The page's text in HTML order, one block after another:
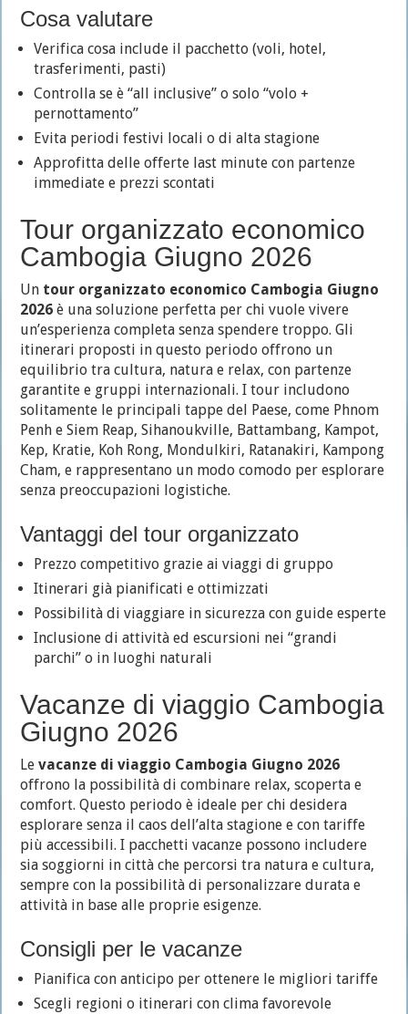
Cosa valutare
Verifica cosa include il pacchetto (voli, hotel,
trasferimenti, pasti)
Controlla se è “all inclusive” o solo “volo +
pernottamento”
Evita periodi festivi locali o di alta stagione
Approfitta delle offerte last minute con partenze
immediate e prezzi scontati
Tour organizzato economico
Cambogia Giugno 2026
Un tour organizzato economico Cambogia Giugno
2026 è una soluzione perfetta per chi vuole vivere
un’esperienza completa senza spendere troppo. Gli
itinerari proposti in questo periodo offrono un
equilibrio tra cultura, natura e relax, con partenze
garantite e gruppi internazionali. I tour includono
solitamente le principali tappe del Paese, come Phnom
Penh e Siem Reap, Sihanoukville, Battambang, Kampot,
Kep, Kratie, Koh Rong, Mondulkiri, Ratanakiri, Kampong
Cham, e rappresentano un modo comodo per esplorare
senza preoccupazioni logistiche.
Vantaggi del tour organizzato
Prezzo competitivo grazie ai viaggi di gruppo
Itinerari già pianificati e ottimizzati
Possibilità di viaggiare in sicurezza con guide esperte
Inclusione di attività ed escursioni nei “grandi
parchi” o in luoghi naturali
Vacanze di viaggio Cambogia
Giugno 2026
Levacanze di viaggio Cambogia Giugno 2026
offrono la possibilità di combinare relax, scoperta e
comfort. Questo periodo è ideale per chi desidera
esplorare senza il caos dell’alta stagione e con tariffe
più accessibili. I pacchetti vacanze possono includere
sia soggiorni in città che percorsi tra natura e cultura,
sempre con la possibilità di personalizzare durata e
attività in base alle proprie esigenze.
Consigli per le vacanze
Pianifica con anticipo per ottenere le migliori tariffe
Scegli regioni o itinerari con clima favorevole